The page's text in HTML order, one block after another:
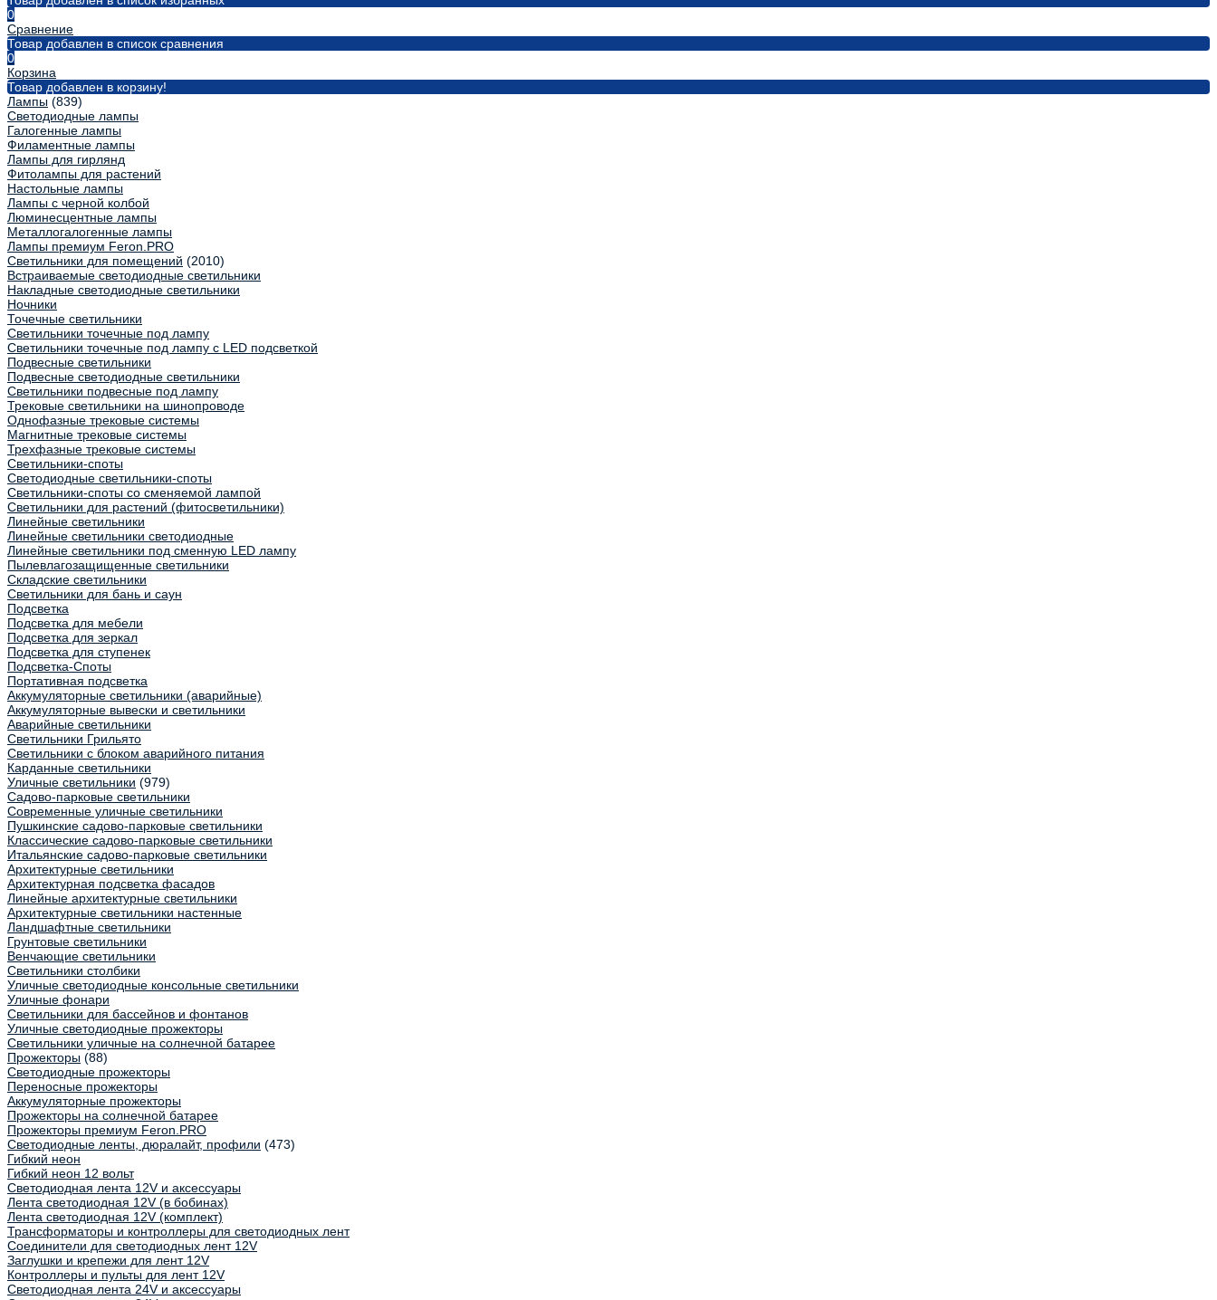
0
Сравнение
Товар добавлен в список сравнения
0
Корзина
Товар добавлен в корзину!
Лампы (839)
Светодиодные лампы
Галогенные лампы
Филаментные лампы
Лампы для гирлянд
Фитолампы для растений
Настольные лампы
Лампы с черной колбой
Люминесцентные лампы
Металлогалогенные лампы
Лампы премиум Feron.PRO
Светильники для помещений (2010)
Встраиваемые светодиодные светильники
Накладные светодиодные светильники
Ночники
Точечные светильники
Светильники точечные под лампу
Светильники точечные под лампу с LED подсветкой
Подвесные светильники
Подвесные светодиодные светильники
Светильники подвесные под лампу
Трековые светильники на шинопроводе
Однофазные трековые системы
Магнитные трековые системы
Трехфазные трековые системы
Светильники-споты
Светодиодные светильники-споты
Светильники-споты со сменяемой лампой
Светильники для растений (фитосветильники)
Линейные светильники
Линейные светильники светодиодные
Линейные светильники под сменную LED лампу
Пылевлагозащищенные светильники
Складские светильники
Светильники для бань и саун
Подсветка
Подсветка для мебели
Подсветка для зеркал
Подсветка для ступенек
Подсветка-Споты
Портативная подсветка
Аккумуляторные светильники (аварийные)
Аккумуляторные вывески и светильники
Аварийные светильники
Светильники Грильято
Светильники с блоком аварийного питания
Карданные светильники
Уличные светильники (979)
Садово-парковые светильники
Современные уличные светильники
Пушкинские садово-парковые светильники
Классические садово-парковые светильники
Итальянские садово-парковые светильники
Архитектурные светильники
Архитектурная подсветка фасадов
Линейные архитектурные светильники
Архитектурные светильники настенные
Ландшафтные светильники
Грунтовые светильники
Венчающие светильники
Светильники столбики
Уличные светодиодные консольные светильники
Уличные фонари
Светильники для бассейнов и фонтанов
Уличные светодиодные прожекторы
Светильники уличные на солнечной батарее
Прожекторы (88)
Светодиодные прожекторы
Переносные прожекторы
Аккумуляторные прожекторы
Прожекторы на солнечной батарее
Прожекторы премиум Feron.PRO
Светодиодные ленты, дюралайт, профили (473)
Гибкий неон
Гибкий неон 12 вольт
Светодиодная лента 12V и аксессуары
Лента светодиодная 12V (в бобинах)
Лента светодиодная 12V (комплект)
Трансформаторы и контроллеры для светодиодных лент
Соединители для светодиодных лент 12V
Заглушки и крепежи для лент 12V
Контроллеры и пульты для лент 12V
Светодиодная лента 24V и аксессуары